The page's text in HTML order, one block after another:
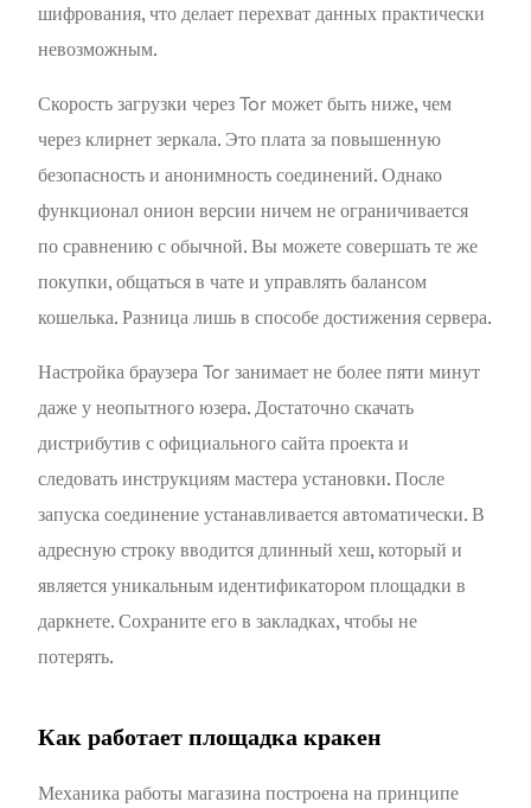
шифрования, что делает перехват данных практически
невозможным.
Скорость загрузки через Tor может быть ниже, чем
через клирнет зеркала. Это плата за повышенную
безопасность и анонимность соединений. Однако
функционал онион версии ничем не ограничивается
по сравнению с обычной. Вы можете совершать те же
покупки, общаться в чате и управлять балансом
кошелька. Разница лишь в способе достижения сервера.
Настройка браузера Tor занимает не более пяти минут
даже у неопытного юзера. Достаточно скачать
дистрибутив с официального сайта проекта и
следовать инструкциям мастера установки. После
запуска соединение устанавливается автоматически. В
адресную строку вводится длинный хеш, который и
является уникальным идентификатором площадки в
даркнете. Сохраните его в закладках, чтобы не
потерять.
Как работает площадка кракен
Механика работы магазина построена на принципе